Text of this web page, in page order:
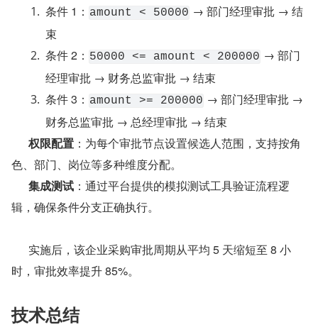
条件 1： amount < 50000 → 部门经理审批 → 结
束
条件 2： 50000 <= amount < 200000 → 部门
经理审批 → 财务总监审批 → 结束
条件 3： amount >= 200000 → 部门经理审批 →
财务总监审批 → 总经理审批 → 结束
权限配置 ：为每个审批节点设置候选人范围，支持按角
色、部门、岗位等多种维度分配。
集成测试 ：通过平台提供的模拟测试工具验证流程逻
辑，确保条件分支正确执行。
时，审批效率提升 85%。
技术总结